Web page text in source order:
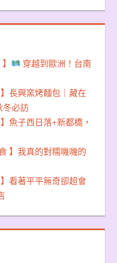
穿越到歐洲！台南
長興窯烤麵包｜藏在
冬必訪
魚子西日落+新都橋，
】我真的對糯嘰嘰的
看著平平無奇卻超會